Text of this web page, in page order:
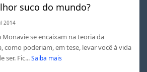
suco do mundo?
2014
se encaixam na teoria da
como poderiam, em tese, levar você à vida
ser. Fic... Saiba mais